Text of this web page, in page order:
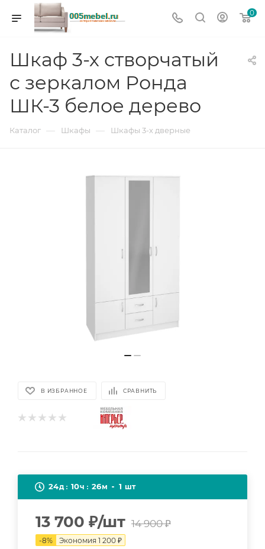
0
Шкаф 3-х створчатый
с зеркалом Ронда
ШК-3 белое дерево
Каталог — Шкафы — Шкафы 3-х дверные
В ИЗБРАННОЕ СРАВНИТЬ
24д 10ч 26м 1 шт
13 700 ₽/шт 14 900₽
-8% Экономия 1 200 ₽